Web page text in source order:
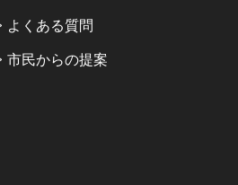
よくある質問
市民からの提案